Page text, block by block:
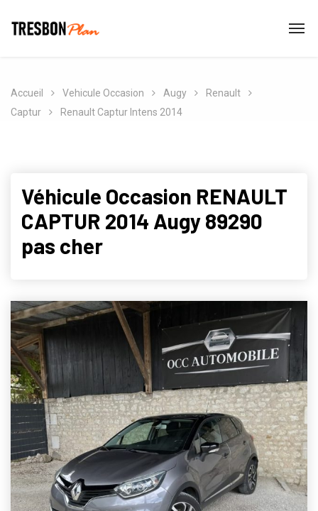
Accueil Vehicule Occasion Augy
Renault
Captur
Renault Captur Intens 2014
Véhicule Occasion RENAULT
CAPTUR 2014 Augy 89290
pas cher